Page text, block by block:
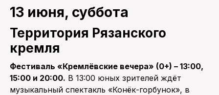
13 июня, суббота
Территория Рязанского
кремля
Фестиваль «Кремлёвские вечера» (0+) – 13:00,
15:00 и 20:00. В 13:00 юных зрителей ждёт
музыкальный спектакль «Конёк-горбунок», в